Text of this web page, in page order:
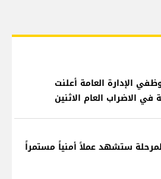
الإدارة العامة أعلنت
في الاضراب العام الاثنين
ستشهد عملاً أمنياً مستمراً